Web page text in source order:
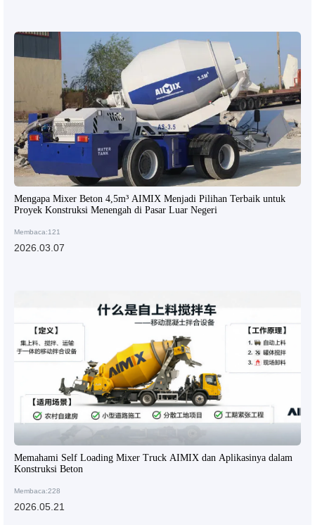
Mengapa Mixer Beton 4,5m³ AIMIX Menjadi Pilihan Terbaik untuk
Proyek Konstruksi Menengah di Pasar Luar Negeri
Membaca:121
2026.03.07
Memahami Self Loading Mixer Truck AIMIX dan Aplikasinya dalam
Konstruksi Beton
Membaca:228
2026.05.21